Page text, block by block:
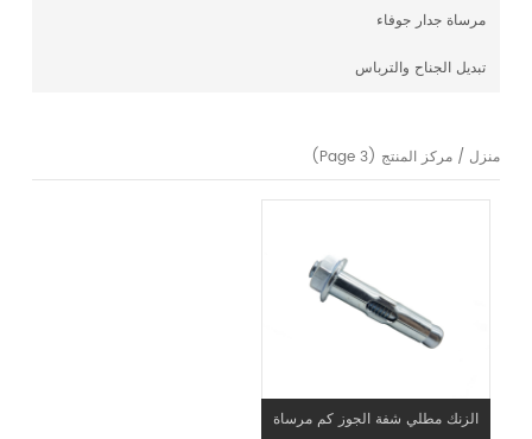
مرساة جدار جوفاء
تبديل الجناح والترباس
منزل/ مركز المنتج(Page 3)
الزنك مطلي شفة الجوز كم مرساة